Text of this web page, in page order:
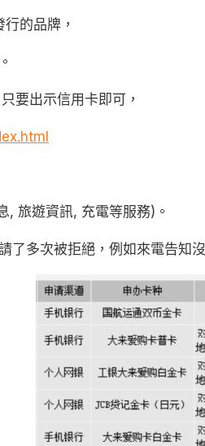
的品牌，
要出示信用卡即可，
, 旅遊資訊, 充電等服務)。
了多次被拒絕，例如來電告知